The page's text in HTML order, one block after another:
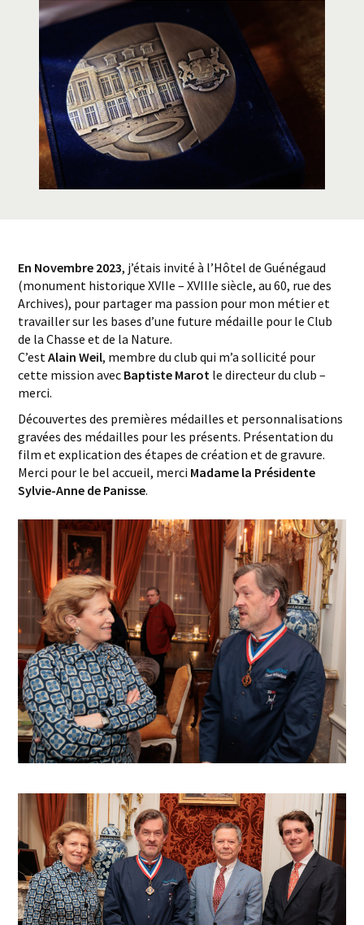
En Novembre 2023, j’étais invité à l’Hôtel de Guénégaud
(monument historique XVIIe – XVIIIe siècle, au 60, rue des
Archives), pour partager ma passion pour mon métier et
travailler sur les bases d’une future médaille pour le Club
de la Chasse et de la Nature.
C’estAlain Weil, membre du club qui m’a sollicité pour
cette mission avec Baptiste Marot le directeur du club –
merci.
Découvertes des premières médailles et personnalisations
gravées des médailles pour les présents. Présentation du
film et explication des étapes de création et de gravure.
Merci pour le bel accueil, merci Madame la Présidente
Sylvie-Anne de Panisse.